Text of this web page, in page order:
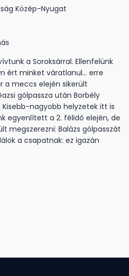
Közép-Nyugat
a Soroksárral. Ellenfelünk
ért minket váratlanul... erre
a meccs elején sikerült
gólpassza után Borbély
nagyobb helyzetek itt is
egyenlített a 2. félidő elején, de
megszerezni: Balázs gólpasszát
a csapatnak: ez igazán